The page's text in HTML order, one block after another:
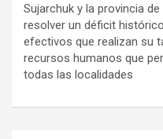
Sujarchuk y la provincia
resolver un déficit
efectivos que realizan su
recursos humanos que
todas las localidades